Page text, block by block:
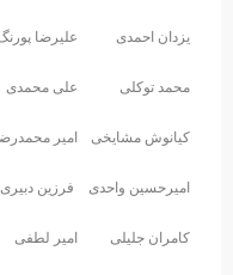
یزدان احمدی علیرضا پورنگ
محمد توکلی علی محمدی
کیانوش مشایخی امیر
امیرحسین واحدی فرزین دبیری
کامران جلیلی امیر لطفی